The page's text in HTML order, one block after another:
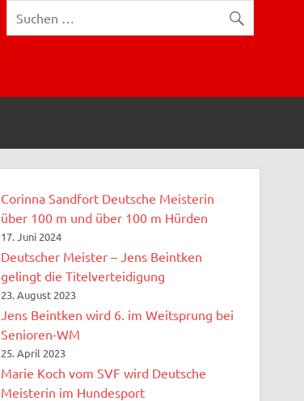
Corinna Sandfort Deutsche Meisterin
über 100 m und über 100 m Hürden
17. Juni 2024
Deutscher Meister – Jens Beintken
gelingt die Titelverteidigung
23. August 2023
Jens Beintken wird 6. im Weitsprung bei
Senioren-WM
25. April 2023
Marie Koch vom SVF wird Deutsche
Meisterin im Hundesport